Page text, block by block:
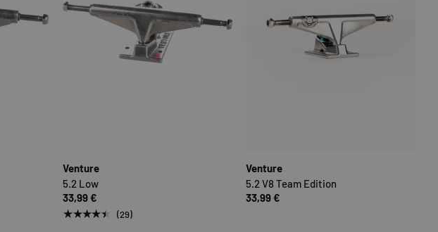
Venture
5.2 Low
33,99 €
★★★★★ (29)
Venture
5.2 V8 Team Edition
33,99 €